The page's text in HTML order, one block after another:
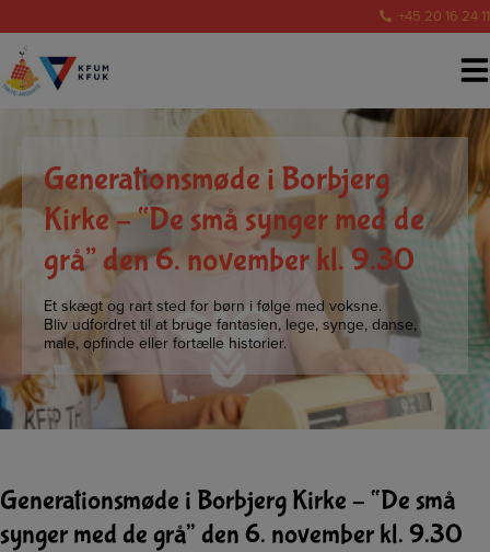
indholdet
+45 20 16 24 11
Generationsmøde i Borbjerg
Kirke – “De små synger med de
grå” den 6. november kl. 9.30
Et skægt og rart sted for børn i følge med voksne.
Bliv udfordret til at bruge fantasien, lege, synge, danse,
male, opfinde eller fortælle historier.
Generationsmøde i Borbjerg Kirke – “De små
synger med de grå” den 6. november kl. 9.30